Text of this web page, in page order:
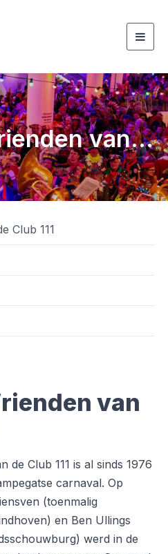
Stichting Vrienden van de Club 111
Club 111
van
de Club 111 is al sinds 1976
carnaval. Op
(toenmalig
en Ben Ullings
werd in de